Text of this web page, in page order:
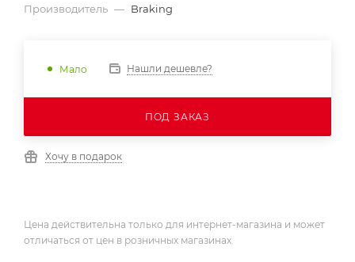
Производитель — Braking
Мало Нашли дешевле?
ПОД ЗАКАЗ
Хочу в подарок
Цена действительна только для интернет-магазина и может
отличаться от цен в розничных магазинах